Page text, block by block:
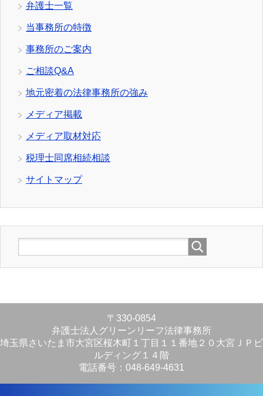
弁護士一覧
当事務所の特徴
事務所のご案内
ご相談Q&A
地元密着の法律事務所の強み
メディア掲載
メディア取材対応
税理士同席相続相談
サイトマップ
〒330-0854
弁護士法人グリーンリーフ法律事務所
埼玉県さいたま市大宮区桜木町１丁目１１番地２０大宮ＪＰビ
ルディング１４階
電話番号：048-649-4631